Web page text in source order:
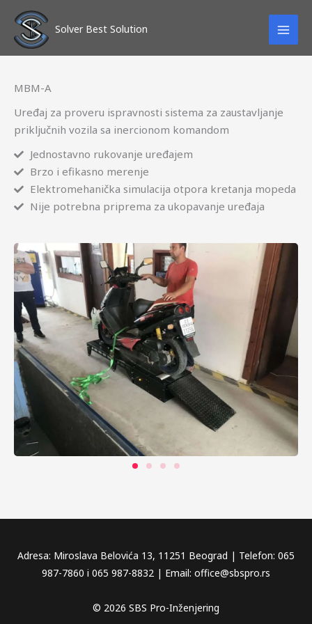
content
Solver Best Solution
MBM-A
Uređaj za proveru ispravnosti sistema za zaustavljanje
priključnih vozila sa inercionom komandom
Jednostavno rukovanje uređajem
Brzo i efikasno merenje
Elektromehanička simulacija otpora kretanja mopeda
Nije potrebna priprema za ukopavanje uređaja
Adresa: Miroslava Belovića 13, 11251 Beograd | Telefon: 065
987-7860 i 065 987-8832 | Email: office@sbspro.rs
© 2026 SBS Pro-Inženjering